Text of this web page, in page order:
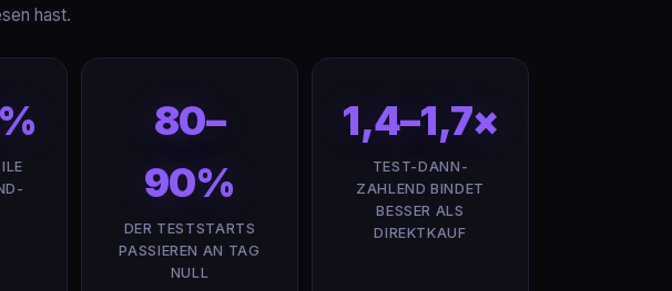
hast.
80–
90%
DER TESTSTARTS
PASSIEREN AN TAG
NULL
1,4–1,7×
TEST-DANN-
ZAHLEND BINDET
BESSER ALS
DIREKTKAUF